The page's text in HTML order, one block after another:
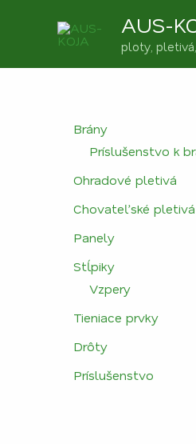
AUS-
ploty,
Brány
Príslušenstvo k
Ohradové pletivá
Chovateľské pletivá
Panely
Stĺpiky
Vzpery
Tieniace prvky
Drôty
Príslušenstvo